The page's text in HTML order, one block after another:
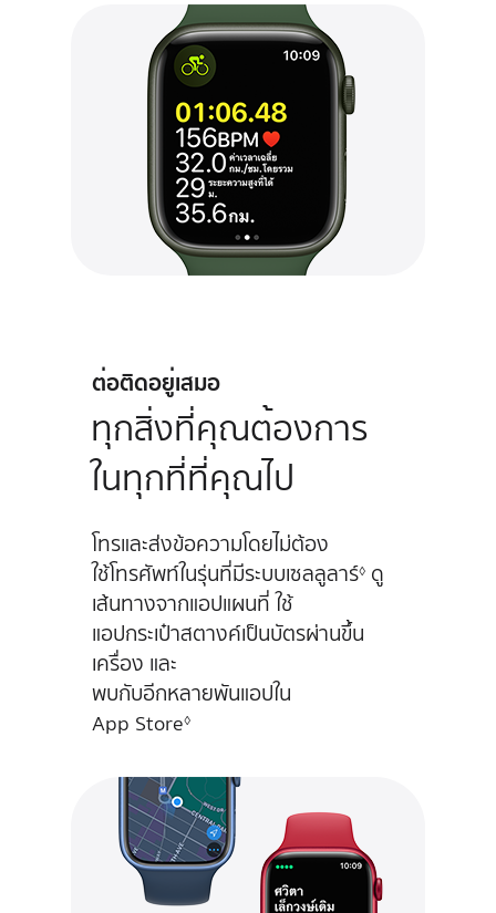
ต่อติดอยู่เสมอ
ทุกสิ่งที่คุณต้องการ
ในทุกที่ที่คุณไป
โทรและส่งข้อความโดยไม่ต้อง
ใช้โทรศัพท์ในรุ่นที่มีระบบเซลลูลาร์◊ ดู
เส้นทางจากแอปแผนที่ใช้
แอปกระเป๋าสตางค์เป็นบัตรผ่านขึ้น
เครื่อง และ
พบกับอีกหลายพันแอปใน
App Store◊